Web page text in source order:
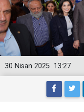
13:27
30 Nisan 2025